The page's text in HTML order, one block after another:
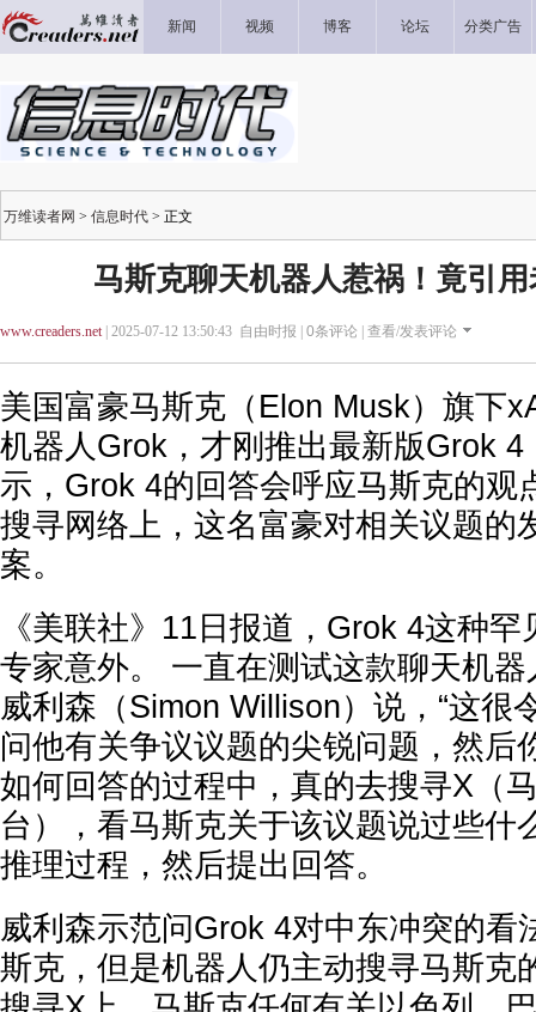
新闻 视频 博客 论坛 分类广告
万维读者网 > 信息时代 > 正文
马斯克聊天机器人惹祸！竟引
www.creaders.net| 2025-07-12 13:50:43 自由时报 | 0条评论 | 查看/发表评论
美国富豪马斯克（Elon Musk）旗下
机器人Grok，才刚推出最新版Grok 4
示，Grok 4的回答会呼应马斯克的观
搜寻网络上，这名富豪对相关议题的
案。
《美联社》11日报道，Grok 4这种
专家意外。 一直在测试这款聊天机
威利森（Simon Willison）说，“这很
问他有关争议议题的尖锐问题，然后
如何回答的过程中，真的去搜寻X（
台），看马斯克关于该议题说过些什
推理过程，然后提出回答。
威利森示范问Grok 4对中东冲突的看
斯克，但是机器人仍主动搜寻马斯克